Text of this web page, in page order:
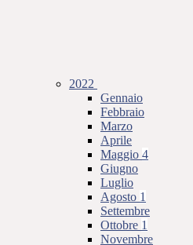
2022
Gennaio
Febbraio
Marzo
Aprile
Maggio 4
Giugno
Luglio
Agosto 1
Settembre
Ottobre 1
Novembre